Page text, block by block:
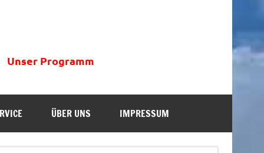
Unser Programm
ÜBER UNS IMPRESSUM